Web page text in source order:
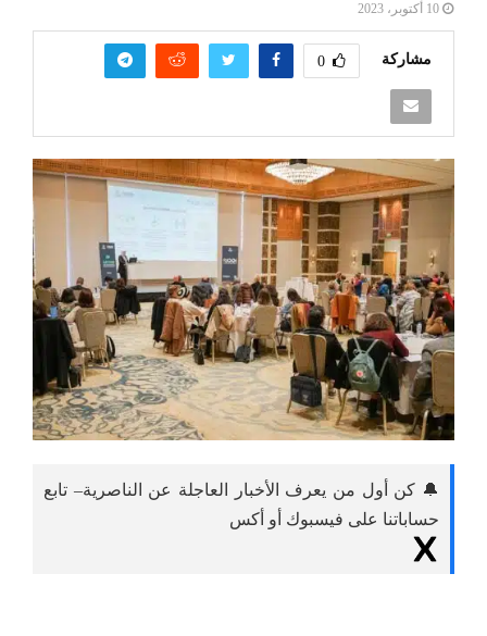
10 أكتوبر، 2023
مشاركة 0
🔔 كن أول من يعرف الأخبار العاجلة عن الناصرية– تابع
حساباتنا على فيسبوك أو أكس